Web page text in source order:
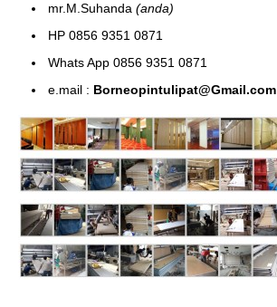
mr.M.Suhanda (anda)
HP 0856 9351 0871
Whats App 0856 9351 0871
e.mail : Borneopintulipat@Gmail.com